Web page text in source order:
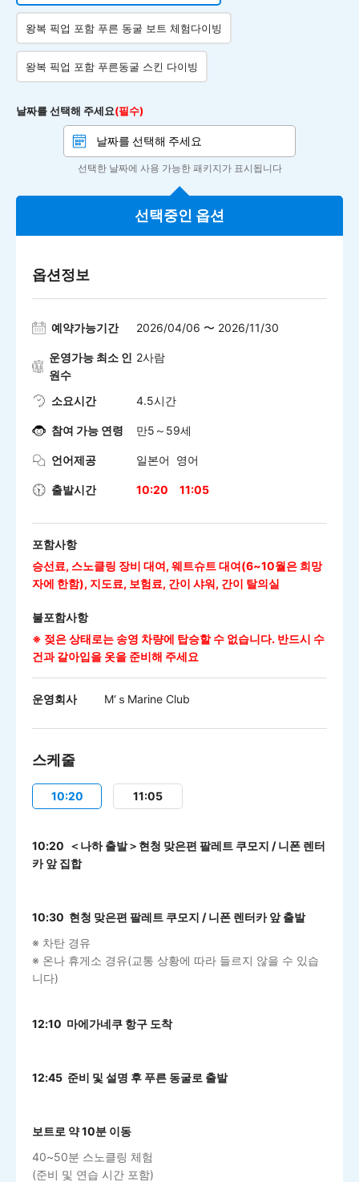
왕복 픽업 포함 푸른 동굴 보트 체험다이빙
왕복 픽업 포함 푸른동굴 스킨 다이빙
날짜를 선택해 주세요(필수)
선택한 날짜에 사용 가능한 패키지가 표시됩니다
선택중인 옵션
옵션정보
예약가능기간 2026/04/06 〜 2026/11/30
운영가능 최소 인
원수
2사람
소요시간 4.5시간
참여 가능 연령 만5～59세
언어제공 일본어 영어
출발시간 10:20 11:05
포함사항
승선료, 스노클링 장비 대여, 웨트슈트 대여(6~10월은 희망
자에 한함), 지도료, 보험료, 간이 샤워, 간이 탈의실
불포함사항
※ 젖은 상태로는 송영 차량에 탑승할 수 없습니다. 반드시 수
건과 갈아입을 옷을 준비해 주세요
운영회사 M‘ｓMarine Club
스케줄
10:20 11:05
10:20 ＜나하 출발＞현청 맞은편 팔레트 쿠모지 / 니폰 렌터
카 앞 집합
10:30 현청 맞은편 팔레트 쿠모지 / 니폰 렌터카 앞 출발
※ 차탄 경유
※ 온나 휴게소 경유(교통 상황에 따라 들르지 않을 수 있습
니다)
12:10 마에가네쿠 항구 도착
12:45 준비 및 설명 후 푸른 동굴로 출발
보트로 약 10분 이동
40~50분 스노클링 체험
(준비 및 연습 시간 포함)